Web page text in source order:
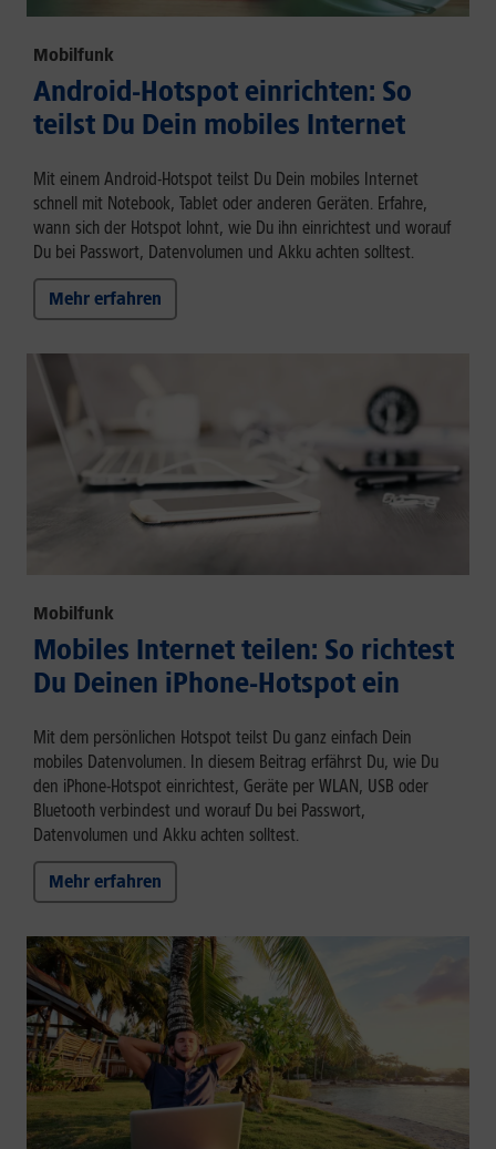
Mobilfunk
Android-Hotspot einrichten: So
teilst Du Dein mobiles Internet
Mit einem Android-Hotspot teilst Du Dein mobiles Internet
schnell mit Notebook, Tablet oder anderen Geräten. Erfahre,
wann sich der Hotspot lohnt, wie Du ihn einrichtest und worauf
Du bei Passwort, Datenvolumen und Akku achten solltest.
Mehr erfahren
Mobilfunk
Mobiles Internet teilen: So richtest
Du Deinen iPhone-Hotspot ein
Mit dem persönlichen Hotspot teilst Du ganz einfach Dein
mobiles Datenvolumen. In diesem Beitrag erfährst Du, wie Du
den iPhone-Hotspot einrichtest, Geräte per WLAN, USB oder
Bluetooth verbindest und worauf Du bei Passwort,
Datenvolumen und Akku achten solltest.
Mehr erfahren